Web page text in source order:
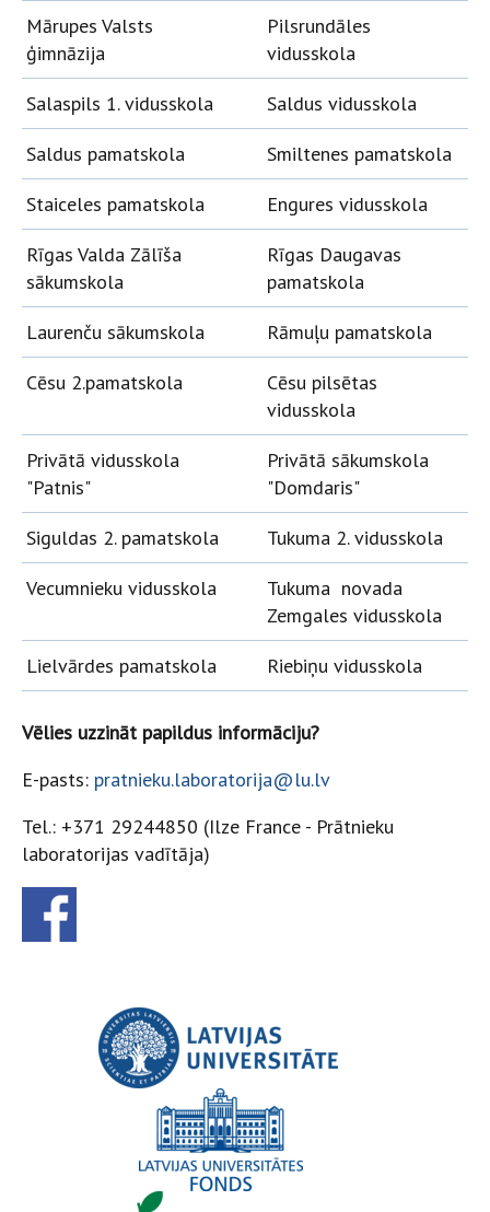
Mārupes Valsts
ģimnāzija
Pilsrundāles
vidusskola
Salaspils 1. vidusskola
Saldus vidusskola
Saldus pamatskola
Smiltenes pamatskola
Staiceles pamatskola
Engures vidusskola
Rīgas Valda Zālīša
sākumskola
Rīgas Daugavas
pamatskola
Laurenču sākumskola
Rāmuļu pamatskola
Cēsu 2.pamatskola
Cēsu pilsētas
vidusskola
Privātā vidusskola
"Patnis"
Privātā sākumskola
"Domdaris"
Siguldas 2. pamatskola
Tukuma 2. vidusskola
Vecumnieku vidusskola
Tukuma novada
Zemgales vidusskola
Lielvārdes pamatskola
Riebiņu vidusskola
Vēlies uzzināt papildus informāciju?
E-pasts: pratnieku.laboratorija@lu.lv
Tel.: +371 29244850 (Ilze France - Prātnieku
laboratorijas vadītāja)